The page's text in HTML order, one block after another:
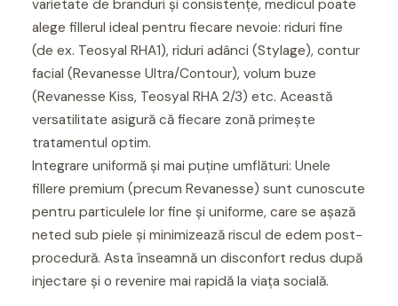
varietate de branduri și consistențe, medicul poate
alege fillerul ideal pentru fiecare nevoie: riduri fine
(de ex. Teosyal RHA1), riduri adânci (Stylage), contur
facial (Revanesse Ultra/Contour), volum buze
(Revanesse Kiss, Teosyal RHA 2/3) etc. Această
versatilitate asigură că fiecare zonă primește
tratamentul optim.
Integrare uniformă și mai puține umflături: Unele
fillere premium (precum Revanesse) sunt cunoscute
pentru particulele lor fine și uniforme, care se așază
neted sub piele și minimizează riscul de edem post-
procedură. Asta înseamnă un disconfort redus după
injectare și o revenire mai rapidă la viața socială.